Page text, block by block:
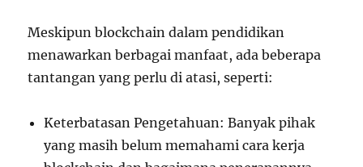
Meskipun blockchain dalam pendidikan
menawarkan berbagai manfaat, ada beberapa
tantangan yang perlu di atasi, seperti:
Keterbatasan Pengetahuan: Banyak pihak
yang masih belum memahami cara kerja